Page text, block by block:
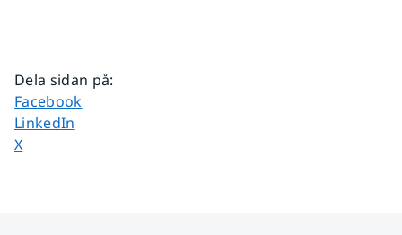
Dela sidan på:
Dela sidan på
Facebook
Dela sidan på
LinkedIn
Dela sidan på
X